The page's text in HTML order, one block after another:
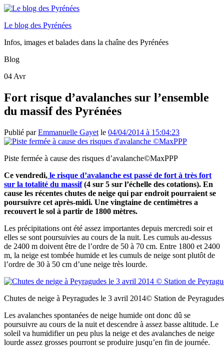
Le blog des Pyrénées
Infos, images et balades dans la chaîne des Pyrénées
Blog
04 Avr
Fort risque d’avalanches sur l’ensemble
du massif des Pyrénées
Publié parEmmanuelle Gayet le 04/04/2014 à 15:04:23
Piste fermée à cause des risques d’avalanche©MaxPPP
Ce vendredi, le risque d’avalanche est passé de fort à très fort
sur la totalité du massif(4 sur 5 sur l’échelle des cotations). En
cause les récentes chutes de neige qui par endroit pourraient se
poursuivre cet après-midi. Une vingtaine de centimètres a
recouvert le sol à partir de 1800 mètres.
Les précipitations ont été assez importantes depuis mercredi soir et
elles se sont poursuivies au cours de la nuit. Les cumuls au-dessus
de 2400 m doivent être de l’ordre de 50 à 70 cm. Entre 1800 et 2400
m, la neige est tombée humide et les cumuls de neige sont plutôt de
l’ordre de 30 à 50 cm d’une neige très lourde.
Chutes de neige à Peyragudes le 3 avril 2014© Station de Peyragudes
Les avalanches spontanées de neige humide ont donc dû se
poursuivre au cours de la nuit et descendre à assez basse altitude. Le
soleil va humidifier un peu plus la neige et des avalanches de neige
lourde assez grosses pourront se produire jusqu’en fin de journée.